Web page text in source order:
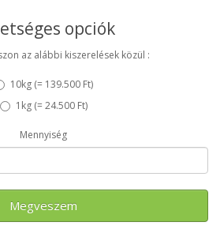
opciók
az alábbi kiszerelések közül :
10kg (= 139.500 Ft)
1kg (= 24.500 Ft)
Mennyiség
Megveszem